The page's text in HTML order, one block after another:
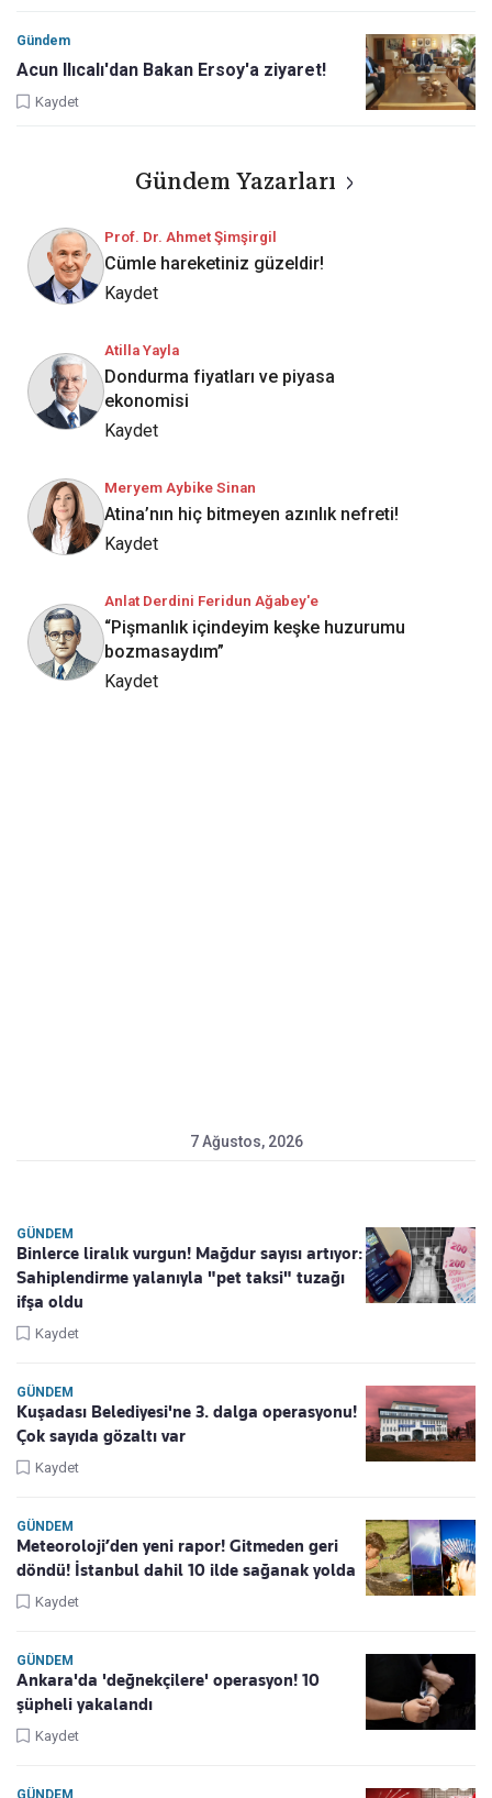
Gündem
Acun Ilıcalı'dan Bakan Ersoy'a ziyaret!
Kaydet
Gündem Yazarları
Prof. Dr. Ahmet Şimşirgil
Cümle hareketiniz güzeldir!
Kaydet
Atilla Yayla
Dondurma fiyatları ve piyasa
ekonomisi
Kaydet
Meryem Aybike Sinan
Atina’nın hiç bitmeyen azınlık nefreti!
Kaydet
Anlat Derdini Feridun Ağabey'e
“Pişmanlık içindeyim keşke huzurumu
bozmasaydım”
Kaydet
7 Ağustos, 2026
GÜNDEM
Binlerce liralık vurgun! Mağdur sayısı artıyor:
Sahiplendirme yalanıyla "pet taksi" tuzağı
ifşa oldu
Kaydet
GÜNDEM
Kuşadası Belediyesi'ne 3. dalga operasyonu!
Çok sayıda gözaltı var
Kaydet
GÜNDEM
Meteoroloji’den yeni rapor! Gitmeden geri
döndü! İstanbul dahil 10 ilde sağanak yolda
Kaydet
GÜNDEM
Ankara'da 'değnekçilere' operasyon! 10
şüpheli yakalandı
Kaydet
GÜNDEM